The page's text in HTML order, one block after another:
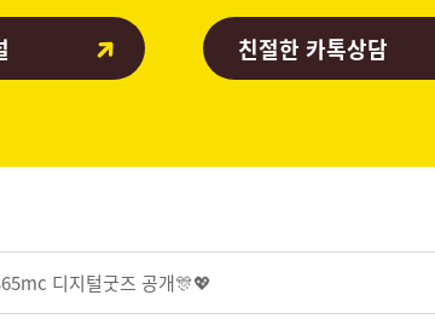
친절한 카톡상담
디지털굿즈 공개🎊💖